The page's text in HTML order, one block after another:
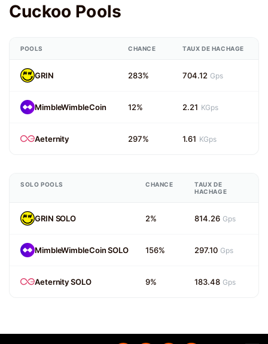
Cuckoo Pools
POOLS CHANCE TAUX DE HACHAGE
GRIN 283% 704.12 Gps
MimbleWimbleCoin 12% 2.21 KGps
Aeternity 297% 1.61 KGps
SOLO POOLS CHANCE
TAUX DE
HACHAGE
GRIN SOLO 2% 814.26 Gps
MimbleWimbleCoin SOLO 156% 297.10 Gps
Aeternity SOLO 9% 183.48 Gps